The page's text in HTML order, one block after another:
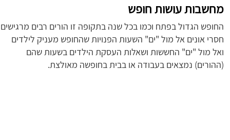
מחשבות עושות חופש
החופש הגדול בפתח וכמו בכל שנה בתקופה זו הורים רבים מרגישים
חסרי אונים אל מול "ים" השעות הפנויות שהחופש מעניק לילדים
ואל מול "ים" החששות ושאלות העסקת הילדים בשעות שהם
(ההורים) נמצאים בעבודה או בבית בחופשה מאולצת.